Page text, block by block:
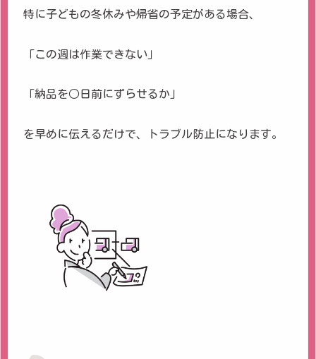
特に子どもの冬休みや帰省の予定がある場合、
「この週は作業できない」
「納品を○日前にずらせるか」
を早めに伝えるだけで、トラブル防止になります。